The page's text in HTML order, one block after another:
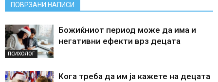
ПОВРЗАНИ НАПИСИ
ПСИХОЛОГ
Божиќниот период може да има и
негативни ефекти врз децата
Кога треба да им ја кажете на децата